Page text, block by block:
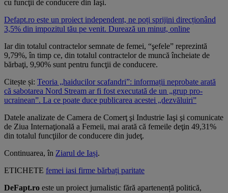
cu funcţii de conducere din Iaşi.
Defapt.ro este un proiect independent, ne poți sprijini direcționând
3,5% din impozitul tău pe venit. Durează un minut, online
Iar din totalul contractelor semnate de femei, “şefele” reprezintă
9,79%, în timp ce, din totalul contractelor de muncă încheiate de
bărbaţi, 9,90% sunt pentru funcţii de conducere.
Citește și: Teoria „haiducilor scafandri”: informații neprobate arată
că sabotarea Nord Stream ar fi fost executată de un „grup pro-
ucrainean”. La ce poate duce publicarea acestei „dezvăluiri”
Datele analizate de Camera de Comerţ şi Industrie Iaşi şi comunicate
de Ziua Internaţională a Femeii, mai arată că femeile deţin 49,31%
din totalul funcţiilor de conducere din judeţ.
Continuarea, în Ziarul de Iași.
ETICHETE femei iasi firme bărbați paritate
DeFapt.ro este un proiect jurnalistic fără apartenență politică,